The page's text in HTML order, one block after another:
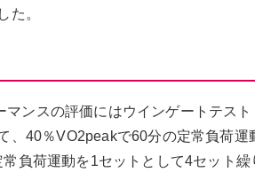
た。
ンスの評価にはウインゲートテス
、40％VO2peakで60分の定常負荷運
負荷運動を1セットとして4セット